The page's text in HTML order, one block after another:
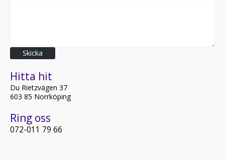
Skicka
Hitta hit
Du Rietzvägen 37
603 85 Norrköping
Ring oss
072-011 79 66